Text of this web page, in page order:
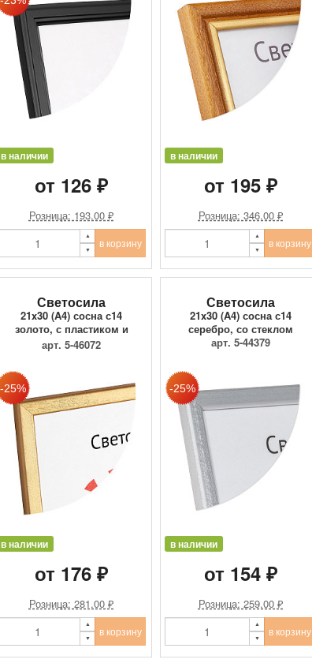
в наличии
от 126 ₽
Розница: 193.00 ₽
в корзину
в наличии
от 195 ₽
Розница: 346.00 ₽
в корзину
Светосила
21x30 (A4) сосна с14
золото, с пластиком и
ДВП
арт. 5-46072
в наличии
от 176 ₽
Розница: 281.00 ₽
в корзину
Светосила
21x30 (A4) сосна с14
серебро, со стеклом
арт. 5-44379
в наличии
от 154 ₽
Розница: 259.00 ₽
в корзину